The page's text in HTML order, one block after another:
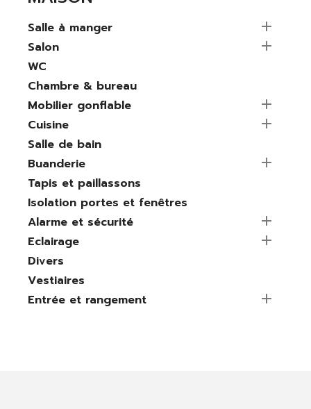
Salle à manger

Salon

WC
Chambre & bureau
Mobilier gonflable

Cuisine

Salle de bain
Buanderie

Tapis et paillassons
Isolation portes et fenêtres
Alarme et sécurité

Eclairage

Divers
Vestiaires
Entrée et rangement
